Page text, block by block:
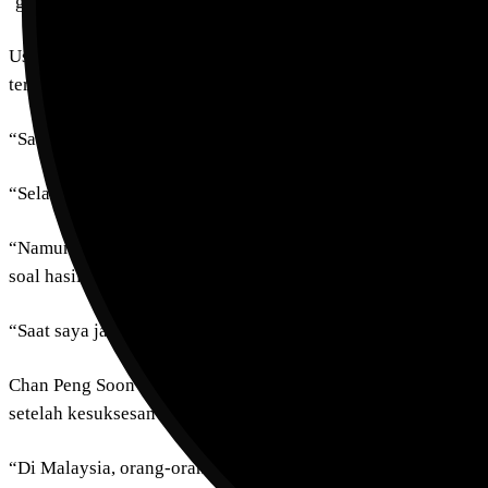
Usai pertandingan, Chan Peng Soon mengaku awalnya
terpilih bergabung dengan skuad cadangan nasional pada
“Saat itu saya harus melalui masa percobaan selama enam
“Selama periode itu, saya bertanya pada diri sendiri apakah
“Namun, saya harus mengatakan bahwa saya tidak
soal hasil atau sumber penghasilan saya, tapi juga membuka
“Saat saya jalan-jalan ke luar negeri, saya bertemu banyak
Chan Peng Soon mengatakan bahwa meraih medali perak di
setelah kesuksesan itu, perhatian masyarakat mulai tertuju
“Di Malaysia, orang-orang tidak terlalu memperhatikan